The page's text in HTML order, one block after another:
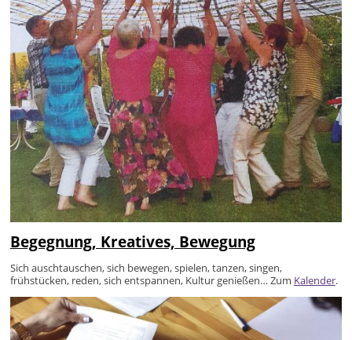
Begegnung, Kreatives, Bewegung
Sich auschtauschen, sich bewegen, spielen, tanzen, singen,
frühstücken, reden, sich entspannen, Kultur genießen… Zum Kalender.